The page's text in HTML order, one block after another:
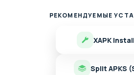
РЕКОМЕНДУЕМЫЕ
XAPK
Split APKS